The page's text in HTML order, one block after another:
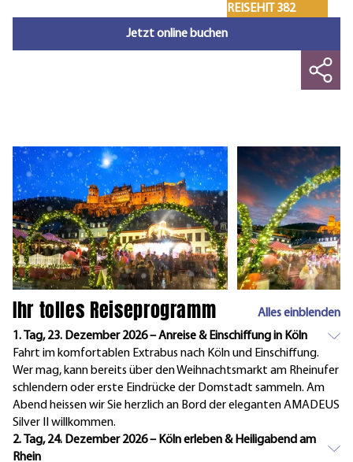
REISEHIT 382
Jetzt online buchen
Ihr tolles Reiseprogramm
Alles einblenden
1. Tag, 23. Dezember 2026 – Anreise & Einschiffung in Köln
Fahrt im komfortablen Extrabus nach Köln und Einschiffung.
Wer mag, kann bereits über den Weihnachtsmarkt am Rheinufer
schlendern oder erste Eindrücke der Domstadt sammeln. Am
Abend heissen wir Sie herzlich an Bord der eleganten AMADEUS
Silver II willkommen.
2. Tag, 24. Dezember 2026 – Köln erleben & Heiligabend am
Rhein